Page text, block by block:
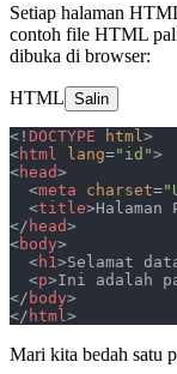
Setiap halaman
contoh file HTML
dibuka di browser:
HTML Salin
<! DOCTYPE html >
<html lang="id">
<head>
  <
meta charset=
  <
title>Halaman
</ head>
<body>
  <
h1 >Selamat
  <
p>Ini adalah
</ body>
</ html >
Mari kita bedah satu